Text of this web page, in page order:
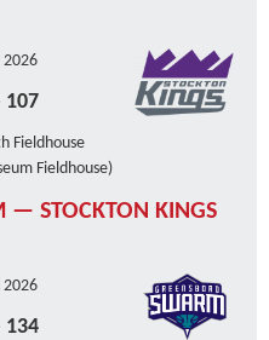
2026
107
Fieldhouse
Fieldhouse)
— STOCKTON KINGS
2026
134